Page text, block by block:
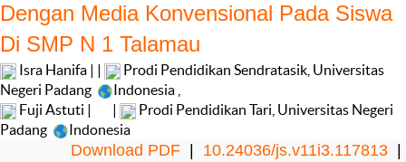
Dengan Media Konvensional Pada Siswa
Di SMP N 1 Talamau
Isra Hanifa | |
Prodi Pendidikan Sendratasik, Universitas
Negeri Padang
Indonesia
Fuji Astuti |
|
Prodi Pendidikan Tari, Universitas Negeri
Padang
Indonesia
Download PDF 10.24036/js.v11i3.117813